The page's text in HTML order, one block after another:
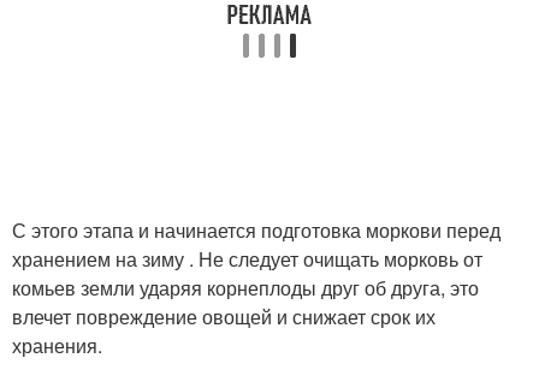
С этого этапа и начинается подготовка моркови перед
хранением на зиму . Не следует очищать морковь от
комьев земли ударяя корнеплоды друг об друга, это
влечет повреждение овощей и снижает срок их
хранения.